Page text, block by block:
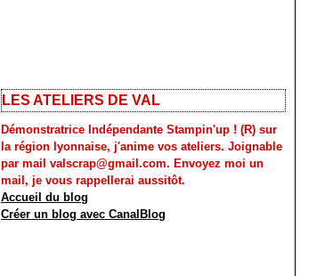
LES ATELIERS DE VAL
Démonstratrice Indépendante Stampin'up ! (R) sur
la région lyonnaise, j'anime vos ateliers. Joignable
par mail valscrap@gmail.com. Envoyez moi un
mail, je vous rappellerai aussitôt.
Accueil du blog
Créer un blog avec CanalBlog